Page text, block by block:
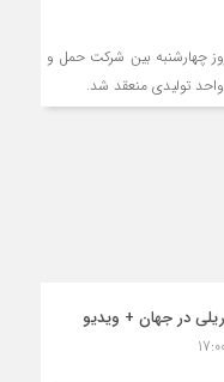
روز چهارشنبه بین شرکت حمل و
تولیدی منعقد شد.
در جهان + ویدیو